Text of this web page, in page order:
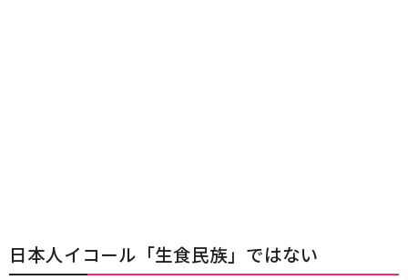
日本人イコール「生食民族」ではない